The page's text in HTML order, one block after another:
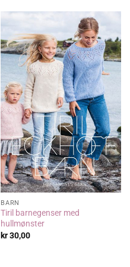
BARN
Tiril barnegenser med
hullmønster
kr30,00